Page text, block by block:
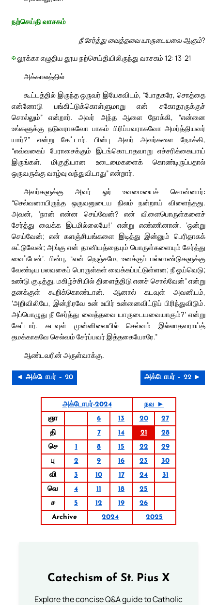
நற்செய்தி வாசகம்
நீ சேர்த்து வைத்தவை யாருடையவை ஆகும்?
✠லூக்கா எழுதிய தூய நற்செய்தியிலிருந்து வாசகம் 12: 13-21
அக்காலத்தில்
கூட்டத்தில் இருந்த ஒருவர் இயேசுவிடம், “போதகரே, சொத்தை
என்னோடு பங்கிட்டுக்கொள்ளுமாறு என் சகோதரருக்குச்
சொல்லும்” என்றார். அவர் அந்த ஆளை நோக்கி, “என்னை
உங்களுக்கு நடுவராகவோ பாகம் பிரிப்பவராகவோ அமர்த்தியவர்
யார்?” என்று கேட்டார். பின்பு அவர் அவர்களை நோக்கி,
“எவ்வகைப் பேராசைக்கும் இடங்கொடாதவாறு எச்சரிக்கையாய்
இருங்கள். மிகுதியான உடைமைகளைக் கொண்டிருப்பதால்
ஒருவருக்கு வாழ்வு வந்துவிடாது” என்றார்.
அவர்களுக்கு அவர் ஓர் உவமையைச் சொன்னார்:
“செல்வனாயிருந்த ஒருவனுடைய நிலம் நன்றாய் விளைந்தது.
அவன், ‘நான் என்ன செய்வேன்? என் விளைபொருள்களைச்
சேர்த்து வைக்க இடமில்லையே!’ என்று எண்ணினான். ‘ஒன்று
செய்வேன்; என் களஞ்சியங்களை இடித்து இன்னும் பெரிதாகக்
கட்டுவேன்; அங்கு என் தானியத்தையும் பொருள்களையும் சேர்த்து
வைப்பேன்’. பின்பு, “என் நெஞ்சமே, உனக்குப் பல்லாண்டுகளுக்கு
வேண்டிய பலவகைப் பொருள்கள் வைக்கப்பட்டுள்ளன; நீ ஓய்வெடு;
உண்டு குடித்து, மகிழ்ச்சியில் திளைத்திடு எனச் சொல்வேன்” என்று
தனக்குள் கூறிக்கொண்டான். ஆனால் கடவுள் அவனிடம்,
‘அறிவிலியே, இன்றிரவே உன் உயிர் உன்னைவிட்டுப் பிரிந்துவிடும்.
அப்பொழுது நீ சேர்த்து வைத்தவை யாருடையவையாகும்?’ என்று
கேட்டார். கடவுள் முன்னிலையில் செல்வம் இல்லாதவராய்த்
தமக்காகவே செல்வம் சேர்ப்பவர் இத்தகையோரே.”
ஆண்டவரின் அருள்வாக்கு.
◄ அக்டோபர் – 20 அக்டோபர் – 22 ►
அக்டோபர்-2024
நவ ►
ஞா
6 13 20
27
தி
7 14 21
28
செ
1 8 15 22
29
பு
2 9 16 23
30
வி
3 10 17 24
31
வெ
4 11 18
25
ச
5 12 19
26
Archive
2024 2025
Catechism of St. Pius X
Explore the concise Q&A guide to Catholic